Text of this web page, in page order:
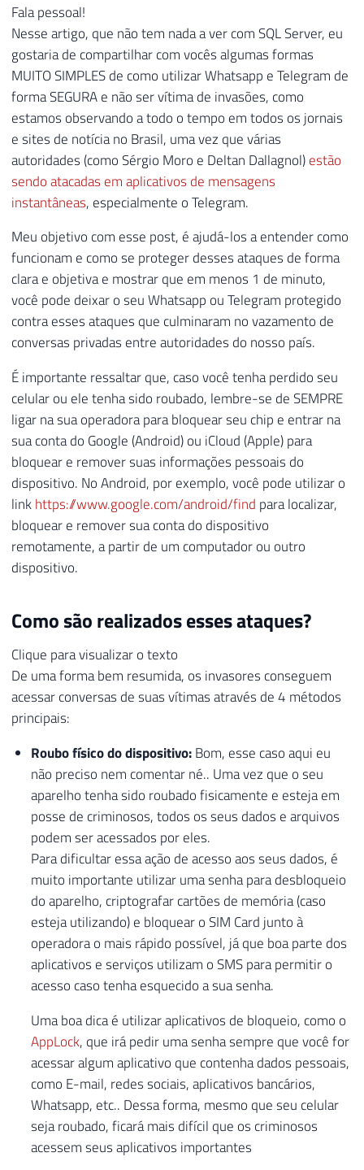
Fala pessoal!
Nesse artigo, que não tem nada a ver com SQL Server, eu
gostaria de compartilhar com vocês algumas formas
MUITO SIMPLES de como utilizar Whatsapp e Telegram de
forma SEGURA e não ser vítima de invasões, como
estamos observando a todo o tempo em todos os jornais
e sites de notícia no Brasil, uma vez que várias
autoridades (como Sérgio Moro e Deltan Dallagnol)estão
sendo atacadas em aplicativos de mensagens
instantâneas, especialmente o Telegram.
Meu objetivo com esse post, é ajudá-los a entender como
funcionam e como se proteger desses ataques de forma
clara e objetiva e mostrar que em menos 1 de minuto,
você pode deixar o seu Whatsapp ou Telegram protegido
contra esses ataques que culminaram no vazamento de
conversas privadas entre autoridades do nosso país.
É importante ressaltar que, caso você tenha perdido seu
celular ou ele tenha sido roubado, lembre-se de SEMPRE
ligar na sua operadora para bloquear seu chip e entrar na
sua conta do Google (Android) ou iCloud (Apple) para
bloquear e remover suas informações pessoais do
dispositivo. No Android, por exemplo, você pode utilizar o
linkhttps://www.google.com/android/find para localizar,
bloquear e remover sua conta do dispositivo
remotamente, a partir de um computador ou outro
dispositivo.
Como são realizados esses ataques?
Clique para visualizar o texto
De uma forma bem resumida, os invasores conseguem
acessar conversas de suas vítimas através de 4 métodos
principais:
Roubo físico do dispositivo:Bom, esse caso aqui eu
não preciso nem comentar né.. Uma vez que o seu
aparelho tenha sido roubado fisicamente e esteja em
posse de criminosos, todos os seus dados e arquivos
podem ser acessados por eles.
Para dificultar essa ação de acesso aos seus dados, é
muito importante utilizar uma senha para desbloqueio
do aparelho, criptografar cartões de memória (caso
esteja utilizando) e bloquear o SIM Card junto à
operadora o mais rápido possível, já que boa parte dos
aplicativos e serviços utilizam o SMS para permitir o
acesso caso tenha esquecido a sua senha.
Uma boa dica é utilizar aplicativos de bloqueio, como o
AppLock, que irá pedir uma senha sempre que você for
acessar algum aplicativo que contenha dados pessoais,
como E-mail, redes sociais, aplicativos bancários,
Whatsapp, etc.. Dessa forma, mesmo que seu celular
seja roubado, ficará mais difícil que os criminosos
acessem seus aplicativos importantes